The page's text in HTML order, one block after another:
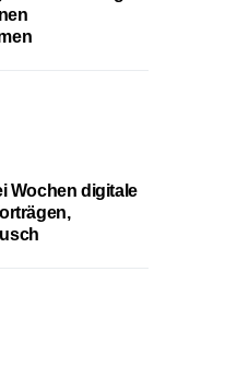
Wochen digitale